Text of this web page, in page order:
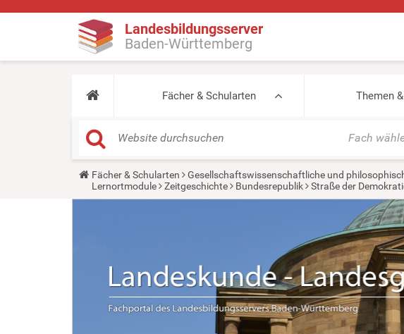
Landesbildungsserver
Baden-Württemberg
Fächer & Schularten Themen
Fach
Y
u
Fächer & Schularten Gesellschaftswissenschaftliche und
Lernortmodule
Zeitgeschichte Bundesrepublik Straße der